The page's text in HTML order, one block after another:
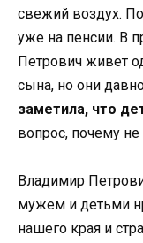
свежий воздух.
уже на пенсии. В
Петрович живет
сына, но они
заметила, что
вопрос, почему не
Владимир
мужем и детьми
нашего края и